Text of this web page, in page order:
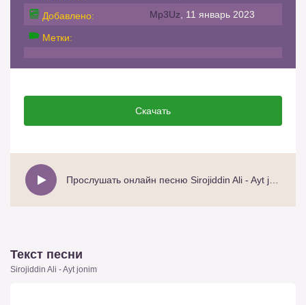
Добавлено: Mp3Uz , 11 январь 2023
Метки:
Скачать
Текст песни
Sirojiddin Ali - Ayt jonim